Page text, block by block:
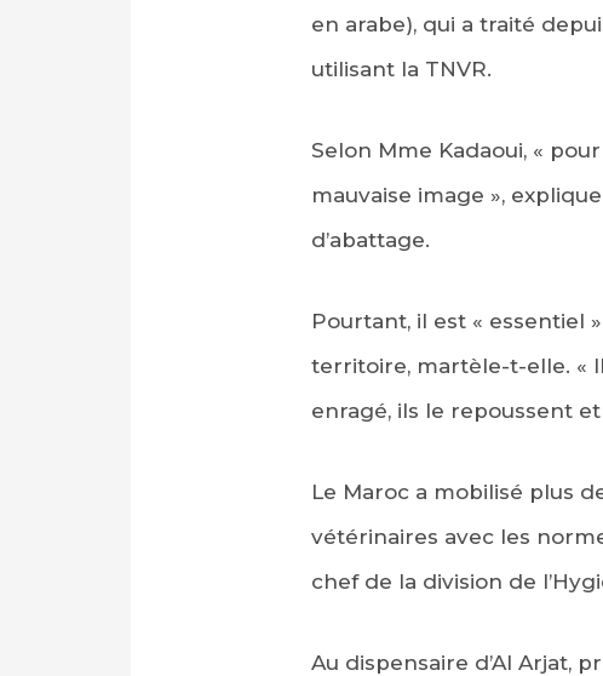
en arabe), qui a traité
utilisant la TNVR.
Selon Mme Kadaoui, «
mauvaise image »,
d’abattage.
Pourtant, il est « essentiel
territoire, martèle-t-elle. «
enragé, ils le repoussent
Le Maroc a mobilisé plus
vétérinaires avec les
chef de la division de
Au dispensaire d’Al Arjat,